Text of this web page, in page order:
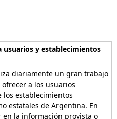
y establecimientos
diariamente un gran trabajo
a los usuarios
los establecimientos
estatales de Argentina. En
la información provista o